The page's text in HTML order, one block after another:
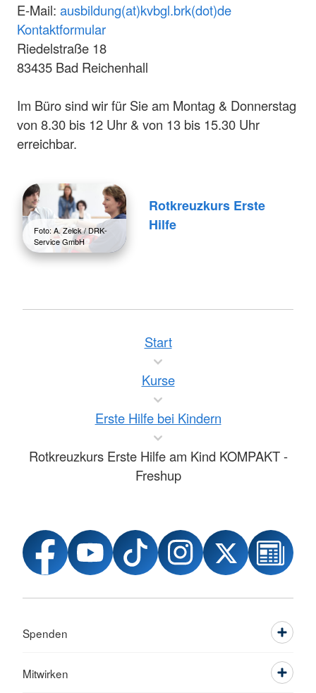
E-Mail: ausbildung(at)kvbgl.brk(dot)de
Kontaktformular
Riedelstraße 18
83435 Bad Reichenhall
Im Büro sind wir für Sie am Montag & Donnerstag
von 8.30 bis 12 Uhr & von 13 bis 15.30 Uhr
erreichbar.
Foto: A. Zelck / DRK-
Service GmbH
Rotkreuzkurs Erste
Hilfe
Start
Kurse
Erste Hilfe bei Kindern
Rotkreuzkurs Erste Hilfe am Kind KOMPAKT -
Freshup
Spenden
Mitwirken